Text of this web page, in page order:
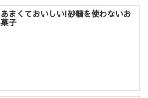
あまくておいしい!砂糖を使わないお
菓子